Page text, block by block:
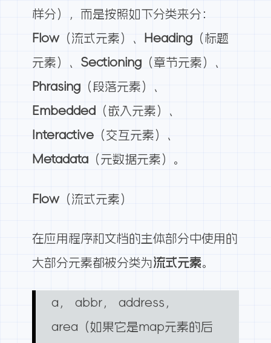
样分），而是按照如下分类来分：
Flow（流式元素）、 Heading（标题
元素）、 Sectioning（章节元素）、
Phrasing（段落元素）、
Embedded （嵌入元素）、
Interactive（交互元素）、
Metadata（元数据元素）。
Flow（流式元素）
在应用程序和文档的主体部分中使用的
大部分元素都被分类为流式元素。
a， abbr， address，
area（如果它是map元素的后